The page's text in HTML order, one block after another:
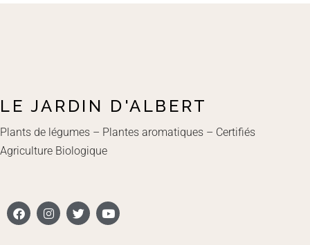
LE JARDIN D'ALBERT
Plants de légumes – Plantes aromatiques – Certifiés
Agriculture Biologique